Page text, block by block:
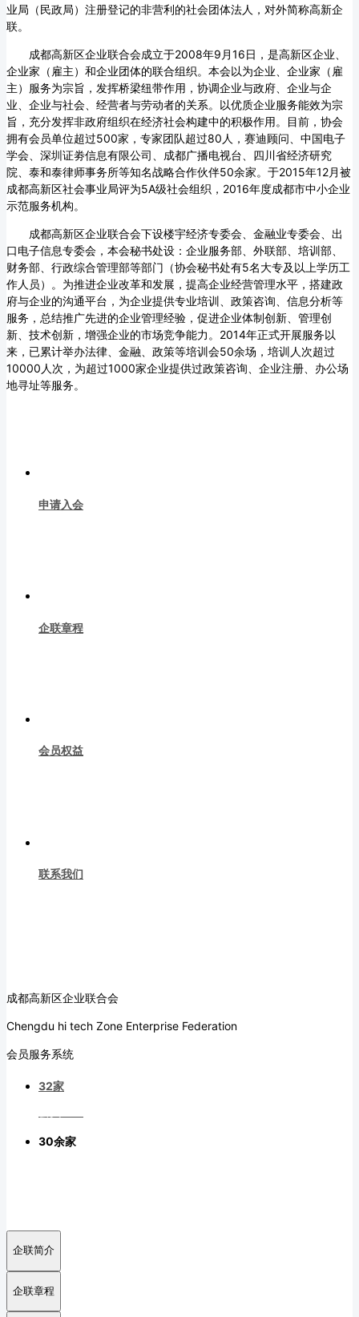
业局（民政局）注册登记的非营利的社会团体法人，对外简称高新企
联。
成都高新区企业联合会成立于2008年9月16日，是高新区企业、
企业家（雇主）和企业团体的联合组织。本会以为企业、企业家（雇
主）服务为宗旨，发挥桥梁纽带作用，协调企业与政府、企业与企
业、企业与社会、经营者与劳动者的关系。以优质企业服务能效为宗
旨，充分发挥非政府组织在经济社会构建中的积极作用。目前，协会
拥有会员单位超过500家，专家团队超过80人，赛迪顾问、中国电子
学会、深圳证劵信息有限公司、成都广播电视台、四川省经济研究
院、泰和泰律师事务所等知名战略合作伙伴50余家。于2015年12月被
成都高新区社会事业局评为5A级社会组织，2016年度成都市中小企业
示范服务机构。
成都高新区企业联合会下设楼宇经济专委会、金融业专委会、出
口电子信息专委会，本会秘书处设：企业服务部、外联部、培训部、
财务部、行政综合管理部等部门（协会秘书处有5名大专及以上学历工
作人员）。为推进企业改革和发展，提高企业经营管理水平，搭建政
府与企业的沟通平台，为企业提供专业培训、政策咨询、信息分析等
服务，总结推广先进的企业管理经验，促进企业体制创新、管理创
新、技术创新，增强企业的市场竞争能力。2014年正式开展服务以
来，已累计举办法律、金融、政策等培训会50余场，培训人次超过
10000人次，为超过1000家企业提供过政策咨询、企业注册、办公场
地寻址等服务。
申请入会
企联章程
会员权益
联系我们
成都高新区企业联合会
Chengdu hi tech Zone Enterprise Federation
会员服务系统
32家
30余家
企联简介
企联章程